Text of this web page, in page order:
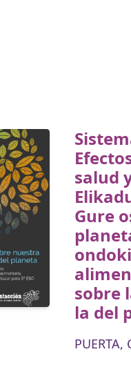
salud
Gure
sobre
la del
PUERTA,